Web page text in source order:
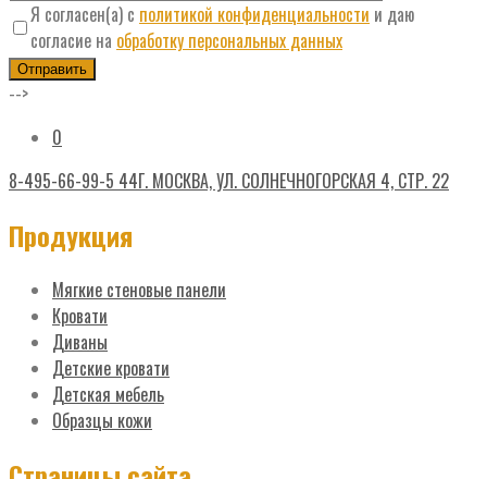
Я согласен(а) с политикой конфиденциальности и даю
согласие на обработку персональных данных
-->
0
8-495-66-99-5 44Г. МОСКВА, УЛ. СОЛНЕЧНОГОРСКАЯ 4, СТР. 22
Продукция
Мягкие стеновые панели
Кровати
Диваны
Детские кровати
Детская мебель
Образцы кожи